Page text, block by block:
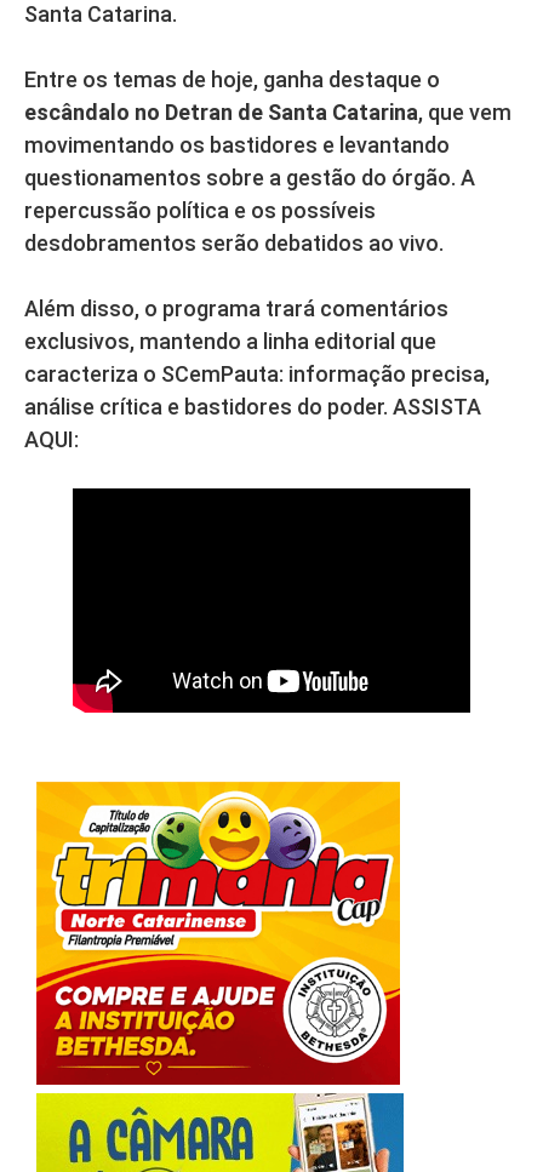
Santa Catarina.
Entre os temas de hoje, ganha destaque o
escândalo no Detran de Santa Catarina, que vem
movimentando os bastidores e levantando
questionamentos sobre a gestão do órgão. A
repercussão política e os possíveis
desdobramentos serão debatidos ao vivo.
Além disso, o programa trará comentários
exclusivos, mantendo a linha editorial que
caracteriza o SCemPauta: informação precisa,
análise crítica e bastidores do poder. ASSISTA
AQUI: